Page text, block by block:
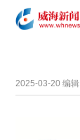
2025-03-20编